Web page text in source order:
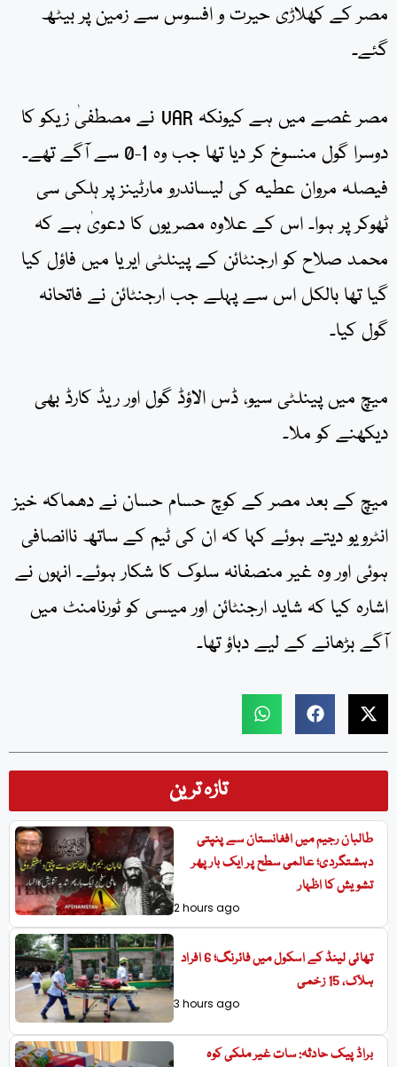
تازہ ترین
طالبان رجیم میں افغانستان سے پنپتی
دہشتگردی؛ عالمی سطح پر ایک بار پھر
تشویش کا اظہار
2 hours ago
تھائی لینڈ کے اسکول میں فائرنگ؛ 6 افراد
ہلاک، 15 زخمی
3 hours ago
براڈ پیک حادثہ: سات غیر ملکی کوہ
مصر کے کھلاڑی حیرت و افسوس سے زمین پر بیٹھ
گئے۔
مصر غصے میں ہے کیونکہ VAR نے مصطفیٰ زیکو کا
دوسرا گول منسوخ کر دیا تھا جب وہ 1-0 سے آگے تھے۔
فیصلہ مروان عطیه کی لیساندرو مارٹینز پر ہلکی سی
ٹھوکر پر ہوا۔ اس کے علاوہ مصریوں کا دعویٰ ہے کہ
محمد صلاح کو ارجنٹائن کے پینلٹی ایریا میں فاؤل کیا
گیا تھا بالکل اس سے پہلے جب ارجنٹائن نے فاتحانہ
گول کیا۔
میچ میں پینلٹی سیو، ڈس الاؤڈ گول اور ریڈ کارڈ بھی
دیکھنے کو ملا۔
میچ کے بعد مصر کے کوچ حسام حسان نے دھماکہ خیز
انٹرویو دیتے ہوئے کہا کہ ان کی ٹیم کے ساتھ ناانصافی
ہوئی اور وہ غیر منصفانہ سلوک کا شکار ہوئے۔ انہوں نے
اشارہ کیا کہ شاید ارجنٹائن اور میسی کو ٹورنامنٹ میں
آگے بڑھانے کے لیے دباؤ تھا۔